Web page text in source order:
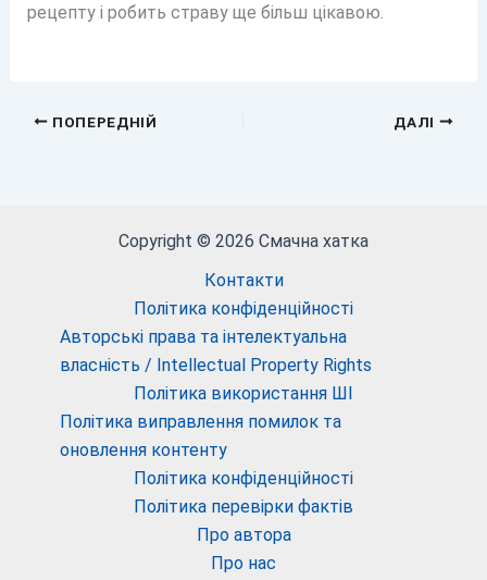
рецепту і робить страву ще більш цікавою.
ПОПЕРЕДНІЙ ДАЛІ
Copyright © 2026 Смачна хатка
Контакти
Політика конфіденційності
Авторські права та інтелектуальна
власність / Intellectual Property Rights
Політика використання ШІ
Політика виправлення помилок та
оновлення контенту
Політика конфіденційності
Політика перевірки фактів
Про автора
Про нас